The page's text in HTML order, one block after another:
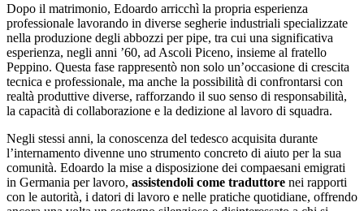
Dopo il matrimonio, Edoardo arricchì la propria esperienza
professionale lavorando in diverse segherie industriali specializzate
nella produzione degli abbozzi per pipe, tra cui una significativa
esperienza, negli anni ’60, ad Ascoli Piceno, insieme al fratello
Peppino. Questa fase rappresentò non solo un’occasione di crescita
tecnica e professionale, ma anche la possibilità di confrontarsi con
realtà produttive diverse, rafforzando il suo senso di responsabilità,
la capacità di collaborazione e la dedizione al lavoro di squadra.
Negli stessi anni, la conoscenza del tedesco acquisita durante
l’internamento divenne uno strumento concreto di aiuto per la sua
comunità. Edoardo la mise a disposizione dei compaesani emigrati
in Germania per lavoro, assistendoli come traduttore nei rapporti
con le autorità, i datori di lavoro e nelle pratiche quotidiane, offrendo